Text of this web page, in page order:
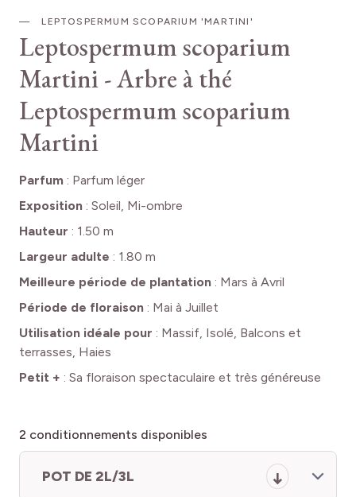
LEPTOSPERMUM SCOPARIUM 'MARTINI'
Leptospermum scoparium
Martini - Arbre à thé
Leptospermum scoparium
Martini
Parfum : Parfum léger
Exposition : Soleil, Mi-ombre
Hauteur : 1.50 m
Largeur adulte : 1.80 m
Meilleure période de plantation : Mars à Avril
Période de floraison : Mai à Juillet
Utilisation idéale pour : Massif, Isolé, Balcons et
terrasses, Haies
Petit + : Sa floraison spectaculaire et très généreuse
2 conditionnements disponibles
POT DE 2L/3L